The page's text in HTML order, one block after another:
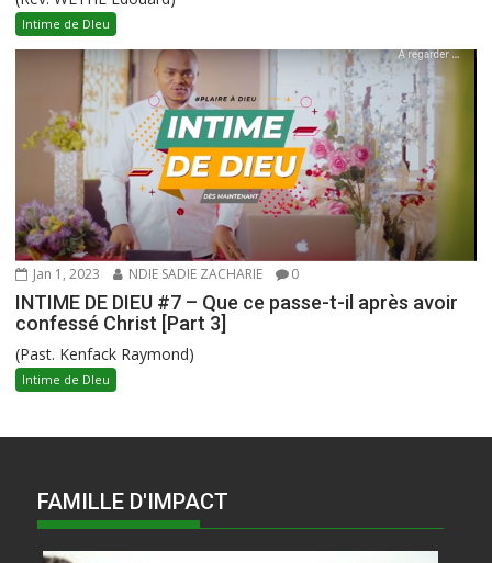
Intime de DIeu
Jan 1, 2023 NDIE SADIE ZACHARIE 0
INTIME DE DIEU #7 – Que ce passe-t-il après avoir
confessé Christ [Part 3]
(Past. Kenfack Raymond)
Intime de DIeu
FAMILLE D'IMPACT